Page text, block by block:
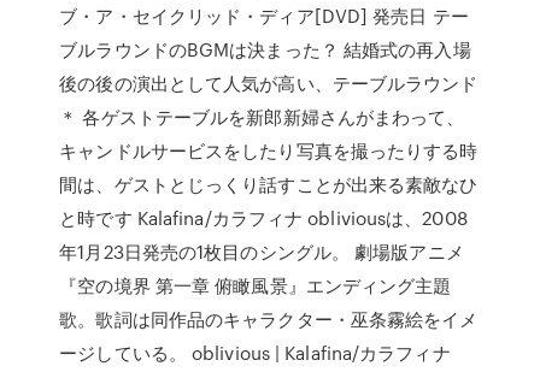
ブ・ア・セイクリッド・ディア[DVD] 発売日 テー
ブルラウンドのBGMは決まった？ 結婚式の再入場
後の後の演出として人気が高い、テーブルラウンド
＊ 各ゲストテーブルを新郎新婦さんがまわって、
キャンドルサービスをしたり写真を撮ったりする時
間は、ゲストとじっくり話すことが出来る素敵なひ
と時です Kalafina/カラフィナ obliviousは、2008
年1月23日発売の1枚目のシングル。 劇場版アニメ
『空の境界 第一章 俯瞰風景』エンディング主題
歌。歌詞は同作品のキャラクター・巫条霧絵をイメ
ージしている。 oblivious | Kalafina/カラフィナ